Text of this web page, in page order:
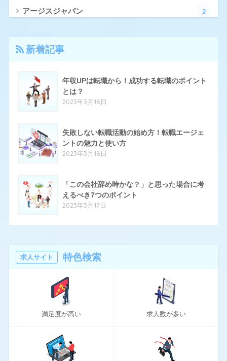
アージスジャパン 2
エン転職
とらばーゆ
はたらいく 14
ハタラクティブ
ほいく畑
マスメディアン
リアルミーキャリア
リクナビNEXT
リクルートエージェント
リクルートダイレクトスカウト
ロバート・ウォルターズ
新着記事
年収UPは転職から！成功する転職のポイント
とは？
2023年3月18日
失敗しない転職活動の始め方！転職エージェ
ントの魅力と使い方
2023年3月18日
「この会社辞め時かな？」と思った場合に考
えるべき7つのポイント
2023年3月17日
求人サイト 特色検索
満足度が高い 求人数が多い